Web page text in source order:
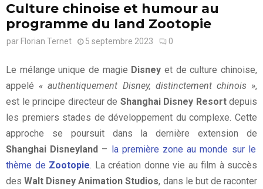
Culture chinoise et humour au
programme du land Zootopie
par Florian Ternet 5 septembre 2023 0
Le mélange unique de magie Disney et de culture chinoise,
appelé « authentiquement Disney, distinctement chinois »,
est le principe directeur de Shanghai Disney Resortdepuis
les premiers stades de développement du complexe. Cette
approche se poursuit dans la dernière extension de
Shanghai Disneyland –
la première zone au monde sur le
thème de Zootopie. La création donne vie au film à succès
desWalt Disney Animation Studios, dans le but de raconter